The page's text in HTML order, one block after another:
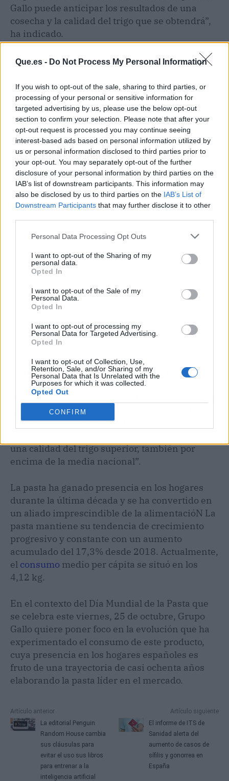
Que.es - Do Not Process My Personal Information
If you wish to opt-out of the sale, sharing to third parties, or
processing of your personal or sensitive information for
targeted advertising by us, please use the below opt-out
section to confirm your selection. Please note that after your
opt-out request is processed you may continue seeing
interest-based ads based on personal information utilized by
us or personal information disclosed to third parties prior to
your opt-out. You may separately opt-out of the further
disclosure of your personal information by third parties on the
IAB’s list of downstream participants. This information may
also be disclosed by us to third parties on the IAB’s List of
Downstream Participants that may further disclose it to other
Personal Data Processing Opt Outs
I want to opt-out of the Sharing of my
personal data.
Opted In
I want to opt-out of the Sale of my
Personal Data.
Opted In
I want to opt-out of processing my
Personal Data for Targeted Advertising.
Opted In
I want to opt-out of Collection, Use,
Retention, Sale, and/or Sharing of my
Personal Data that Is Unrelated with the
Purposes for which it was collected.
Opted Out
CONFIRM
Gallo puede anticipar los resultados de una
cosecha y la calidad del trigo que se obtendrá”,
ha indicado.
Publicidad
El presidente ejecutivo de Grupo Gallo ha
explicado que los resultados, además,
confirman la importancia de integrar la IA para
mejorar la calidad de las cosechas y del trigo y
ha asegurado que “el rendimiento de las
una calidad del trigo superior, también por
encima de la media nacional”.
La pasta ha ganado presencia en los hogares
durante la última década y se ha convertido en
un aliado imprescindible de la alimentacióN La
pasta mantiene su tendencia de crecimiento
progresivo y constante con un aumento
acumulado del 17,3% desde 2018. Actualmente,
el consumo medio per cápita se situó en los
4,12 kg.
En el contexto del Día Mundial de la Pasta que
se celebra este viernes, 25 de octubre, Grupo
Gallo quiere poner foco en la evolución que ha
experimentado el consumo de este producto,
cuya presencia en los hogares españoles es
fruto de una trayectoria de casi ochenta años
elaborando la pasta líder en el mercado.
Artículo anterior
La editorial Penguin
Random House cambia
sus cláusulas para
evitar el uso sus libros
para entrenar a la
inteligencia artificial
Artículo siguiente
El informe de ITS de
Sanidad alerta del
aumento de casos de
sífilis y gonorrea en
España